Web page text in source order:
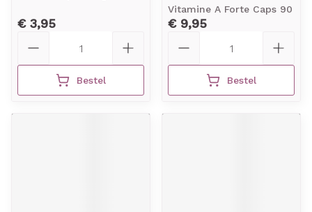
€ 3,95
Bestel
Vitamine A Forte Caps 90
€ 9,95
Bestel